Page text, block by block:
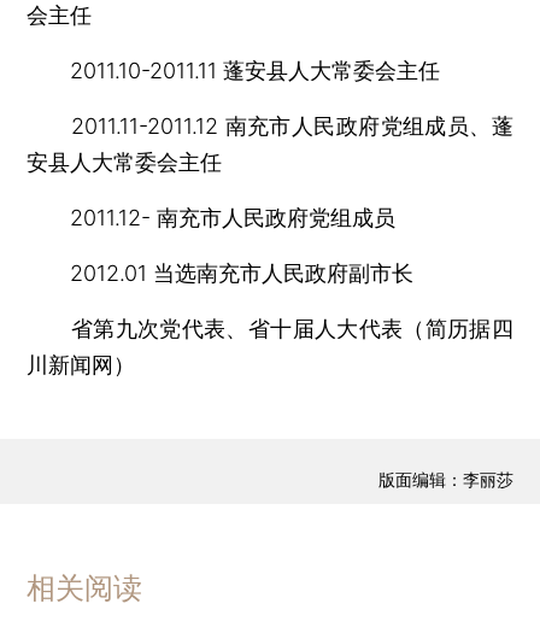
会主任
2011.10-2011.11 蓬安县人大常委会主任
2011.11-2011.12 南充市人民政府党组成员、蓬
安县人大常委会主任
2011.12- 南充市人民政府党组成员
2012.01 当选南充市人民政府副市长
省第九次党代表、省十届人大代表（简历据四
川新闻网）
版面编辑：李丽莎
相关阅读